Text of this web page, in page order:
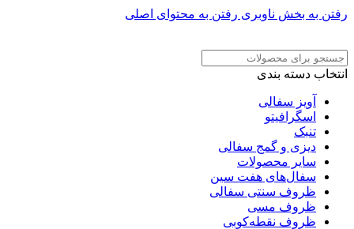
رفتن به بخش ناوبری رفتن به محتوای اصلی
انتخاب دسته بندی
آویز سفالی
اسگرافیتو
تنبک
دیزی و گمج سفالی
سایر محصولات
سفال‌های هفت‌ سین
ظروف سنتی سفالی
ظروف مسی
ظروف نقطه‌کوبی